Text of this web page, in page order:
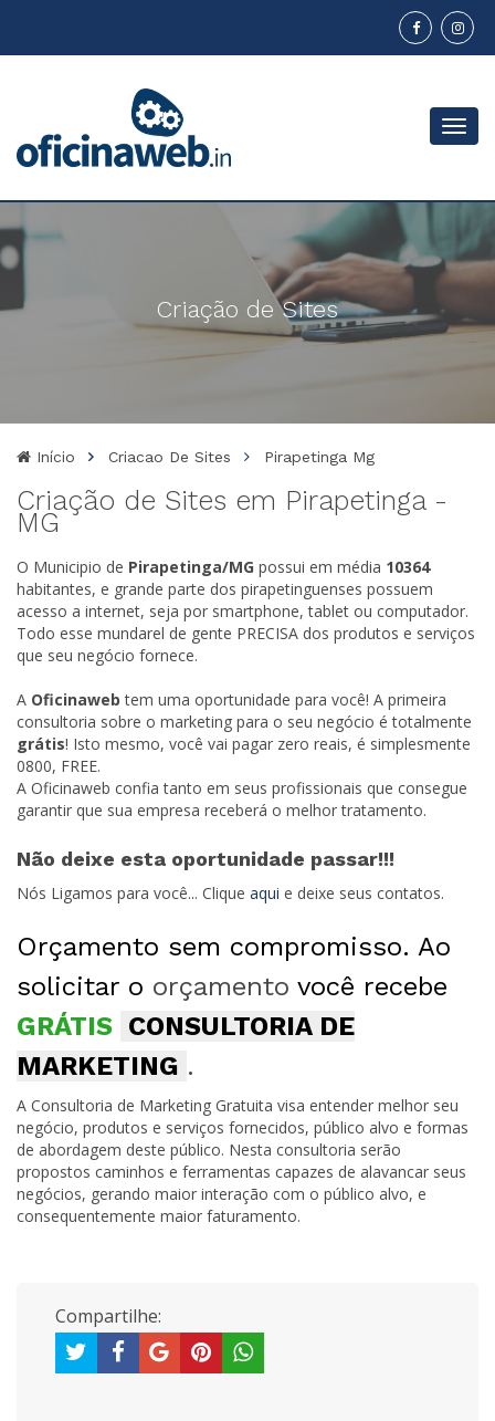
Menu
Criação de Sites
Início Criacao De Sites Pirapetinga Mg
Criação de Sites em Pirapetinga -
MG
O Municipio de Pirapetinga/MG possui em média 10364
habitantes, e grande parte dos pirapetinguenses possuem
acesso a internet, seja por smartphone, tablet ou computador.
Todo esse mundarel de gente PRECISA dos produtos e serviços
que seu negócio fornece.
A Oficinaweb tem uma oportunidade para você! A primeira
consultoria sobre o marketing para o seu negócio é totalmente
grátis! Isto mesmo, você vai pagar zero reais, é simplesmente
0800, FREE.
A Oficinaweb confia tanto em seus profissionais que consegue
garantir que sua empresa receberá o melhor tratamento.
Não deixe esta oportunidade passar!!!
Nós Ligamos para você... Clique aqui e deixe seus contatos.
Orçamento sem compromisso. Ao
solicitar o orçamento você recebe
GRÁTIS CONSULTORIA DE
MARKETING .
A Consultoria de Marketing Gratuita visa entender melhor seu
negócio, produtos e serviços fornecidos, público alvo e formas
de abordagem deste público. Nesta consultoria serão
propostos caminhos e ferramentas capazes de alavancar seus
negócios, gerando maior interação com o público alvo, e
consequentemente maior faturamento.
Compartilhe: